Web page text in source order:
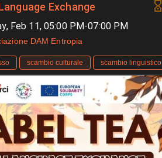
Exchange
Feb 11, 05:00 PM-07:00 PM
DAM Entropia
scambio culturale scambio linguistico